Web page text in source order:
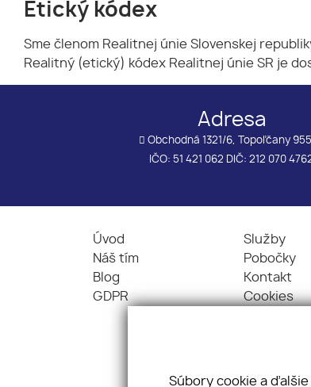
Etický kódex
Sme členom Realitnej únie Slovenskej
Realitný (etický) kódex Realitnej únie SR je
Adresa
Obchodná 1321/6, Topoľčany 955
IČO: 51 421 062 DIČ: 212 070
Úvod
Náš tím
Blog
GDPR
Služby
Pobočky
Kontakt
Cookies
Súbory cookie a